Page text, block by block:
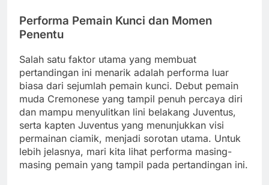
Performa Pemain Kunci dan Momen
Penentu
Salah satu faktor utama yang membuat
pertandingan ini menarik adalah performa luar
biasa dari sejumlah pemain kunci. Debut pemain
muda Cremonese yang tampil penuh percaya diri
dan mampu menyulitkan lini belakang Juventus,
serta kapten Juventus yang menunjukkan visi
permainan ciamik, menjadi sorotan utama. Untuk
lebih jelasnya, mari kita lihat performa masing-
masing pemain yang tampil pada pertandingan ini.